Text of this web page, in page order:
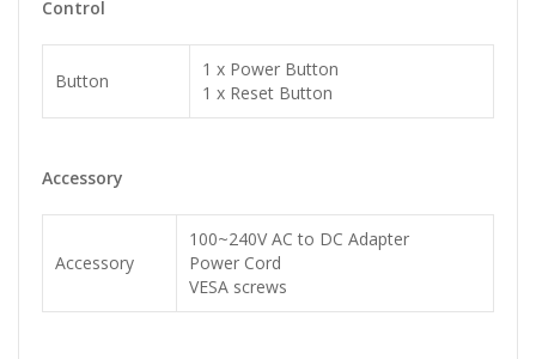
Control
Button
1 x Power Button
1 x Reset Button
Accessory
Accessory
100~240V AC to DC Adapter
Power Cord
VESA screws